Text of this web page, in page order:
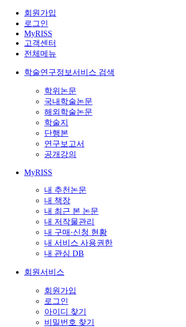
회원가입
로그인
MyRISS
고객센터
전체메뉴
학술연구정보서비스 검색
학위논문
국내학술논문
해외학술논문
학술지
단행본
연구보고서
공개강의
MyRISS
내 추천논문
내 책장
내 최근 본 논문
내 저작물관리
내 구매·신청 현황
내 서비스 사용권한
내 관심 DB
회원서비스
회원가입
로그인
아이디 찾기
비밀번호 찾기